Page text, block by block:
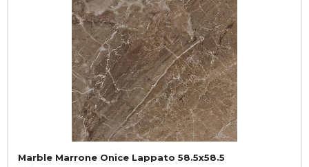
Marble Marrone Onice Lappato 58.5x58.5